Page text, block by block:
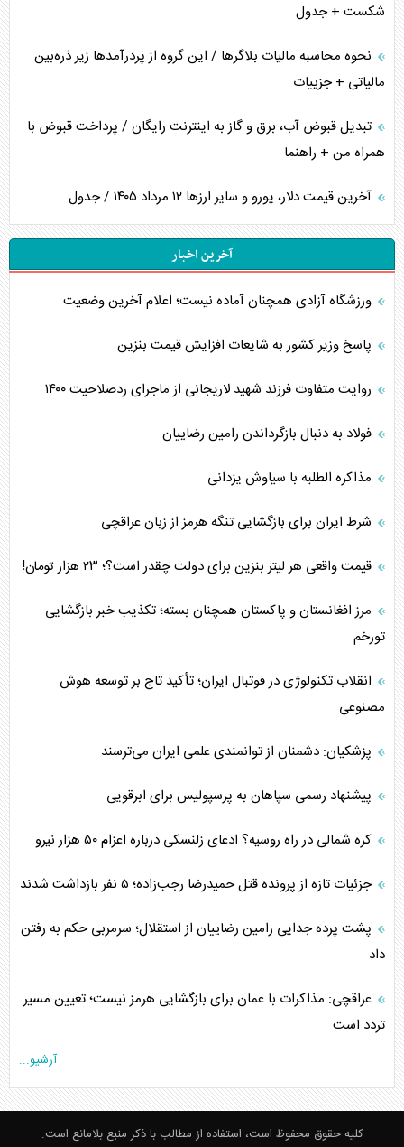
شکست + جدول
نحوه محاسبه مالیات بلاگر‌ها / این گروه از پردرآمد‌ها زیر ذره‌بین
مالیاتی + جزییات
تبدیل قبوض آب، برق و گاز به اینترنت رایگان / پرداخت قبوض با
همراه من + راهنما
آخرین قیمت دلار، یورو و سایر ارز‌ها ۱۲ مرداد ۱۴۰۵ / جدول
آخرین اخبار
ورزشگاه آزادی همچنان آماده نیست؛ اعلام آخرین وضعیت
پاسخ وزیر کشور به شایعات افزایش قیمت بنزین
روایت متفاوت فرزند شهید لاریجانی از ماجرای ردصلاحیت ۱۴۰۰
فولاد به دنبال بازگرداندن رامین رضاییان
مذاکره الطلبه با سیاوش یزدانی
شرط ایران برای بازگشایی تنگه هرمز از زبان عراقچی
قیمت واقعی هر لیتر بنزین برای دولت چقدر است؟؛ ۲۳ هزار تومان!
مرز افغانستان و پاکستان همچنان بسته؛ تکذیب خبر بازگشایی
تورخم
انقلاب تکنولوژی در فوتبال ایران؛ تأکید تاج بر توسعه هوش
مصنوعی
پزشکیان: دشمنان از توانمندی علمی ایران می‌ترسند
پیشنهاد رسمی سپاهان به پرسپولیس برای ابرقویی
کره شمالی در راه روسیه؟ ادعای زلنسکی درباره اعزام ۵۰ هزار نیرو
جزئیات تازه از پرونده قتل حمیدرضا رجب‌زاده؛ ۵ نفر بازداشت شدند
پشت پرده جدایی رامین رضاییان از استقلال؛ سرمربی حکم به رفتن
داد
عراقچی: مذاکرات با عمان برای بازگشایی هرمز نیست؛ تعیین مسیر
تردد است
آرشیو...
کلیه حقوق محفوظ است، استفاده از مطالب با ذکر منبع بلامانع است.